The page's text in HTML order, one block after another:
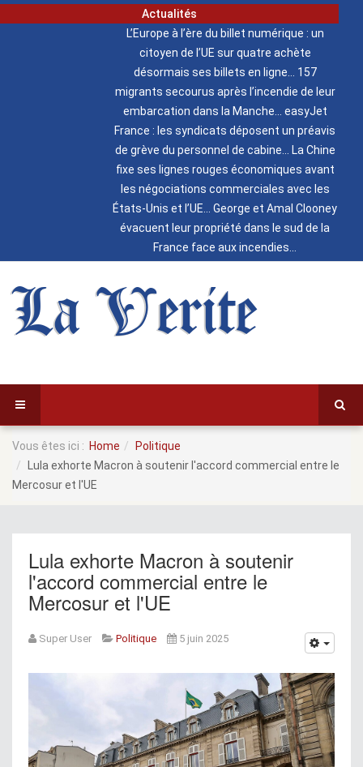
Actualités
L’Europe à l’ère du billet numérique : un
citoyen de l’UE sur quatre achète
désormais ses billets en ligne
157
migrants secourus après l’incendie de leur
embarcation dans la Manche
easyJet
France : les syndicats déposent un préavis
de grève du personnel de cabine
La Chine
fixe ses lignes rouges économiques avant
les négociations commerciales avec les
États-Unis et l’UE
George et Amal Clooney
évacuent leur propriété dans le sud de la
France face aux incendies
La Verite
Vous êtes ici : Home
Politique
Lula exhorte Macron à soutenir l'accord commercial entre le
Mercosur et l'UE
Lula exhorte Macron à soutenir
l'accord commercial entre le
Mercosur et l'UE
Super User Politique 5 juin 2025